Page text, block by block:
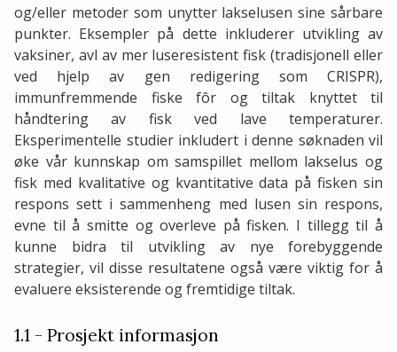
og/eller metoder som unytter lakselusen sine sårbare
punkter. Eksempler på dette inkluderer utvikling av
vaksiner, avl av mer luseresistent fisk (tradisjonell eller
ved hjelp av gen redigering som CRISPR),
immunfremmende fiske fôr og tiltak knyttet til
håndtering av fisk ved lave temperaturer.
Eksperimentelle studier inkludert i denne søknaden vil
øke vår kunnskap om samspillet mellom lakselus og
fisk med kvalitative og kvantitative data på fisken sin
respons sett i sammenheng med lusen sin respons,
evne til å smitte og overleve på fisken. I tillegg til å
kunne bidra til utvikling av nye forebyggende
strategier, vil disse resultatene også være viktig for å
evaluere eksisterende og fremtidige tiltak.
1.1 - Prosjekt informasjon